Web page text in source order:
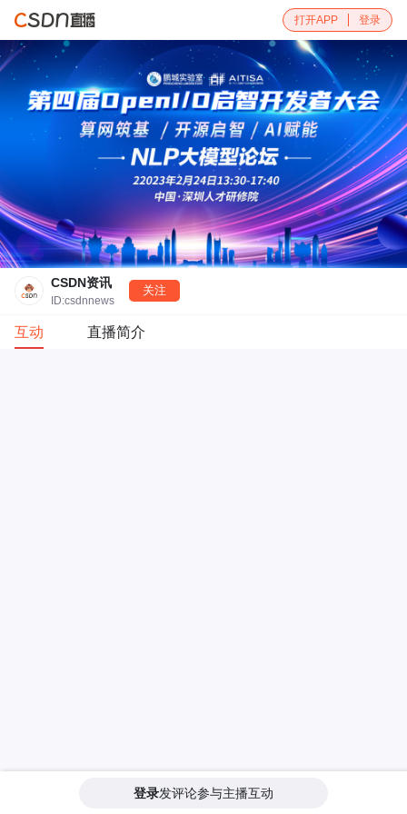
打开APP 登录
CSDN资讯
ID:csdnnews
关注
互动 直播简介
登录发评论参与主播互动